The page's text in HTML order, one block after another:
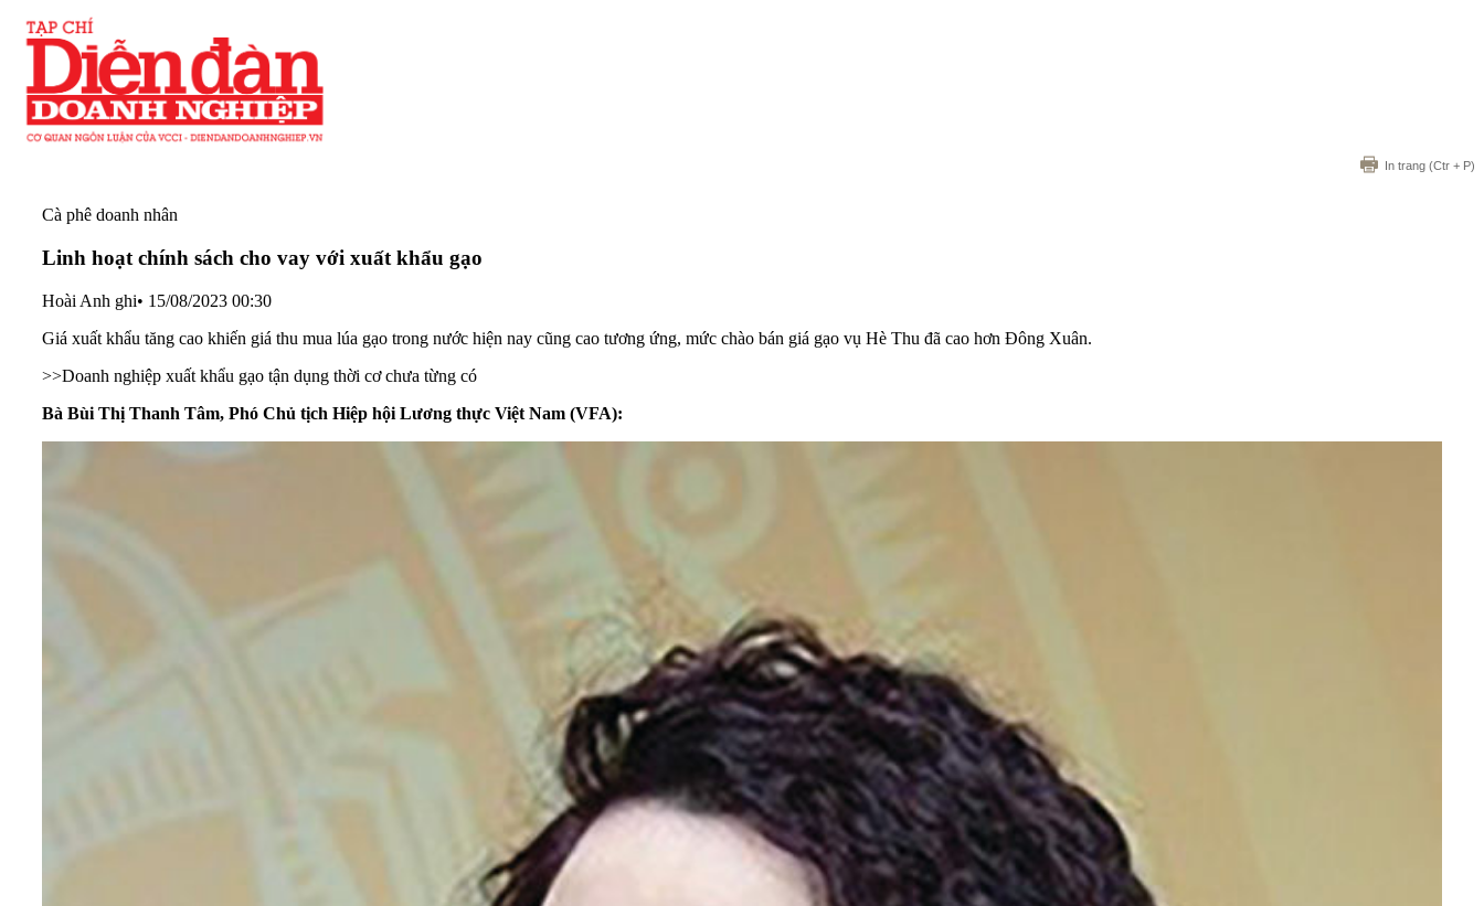
In trang (Ctr + P)
Cà phê doanh nhân
Linh hoạt chính sách cho vay với xuất khẩu gạo
Hoài Anh ghi• 15/08/2023 00:30
Giá xuất khẩu tăng cao khiến giá thu mua lúa gạo trong nước hiện nay cũng cao tương ứng, mức chào bán giá gạo vụ Hè Thu đã cao hơn Đông Xuân.
>>Doanh nghiệp xuất khẩu gạo tận dụng thời cơ chưa từng có
Bà Bùi Thị Thanh Tâm, Phó Chủ tịch Hiệp hội Lương thực Việt Nam (VFA):